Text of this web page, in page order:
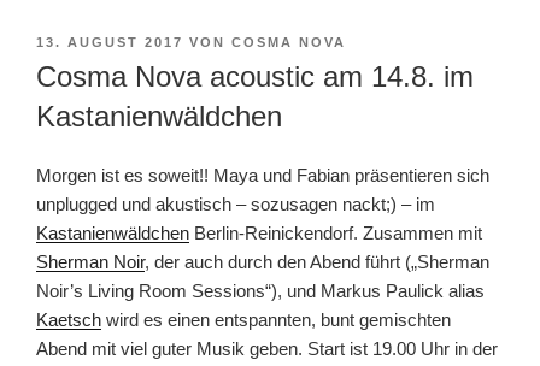
VERÖFFENTLICHT
AM
13. AUGUST 2017 VON COSMA NOVA
Cosma Nova acoustic am 14.8. im
Kastanienwäldchen
Morgen ist es soweit!! Maya und Fabian präsentieren sich
unplugged und akustisch – sozusagen nackt;) – im
Kastanienwäldchen Berlin-Reinickendorf. Zusammen mit
Sherman Noir, der auch durch den Abend führt („Sherman
Noir’s Living Room Sessions“), und Markus Paulick alias
Kaetsch wird es einen entspannten, bunt gemischten
Abend mit viel guter Musik geben. Start ist 19.00 Uhr in der